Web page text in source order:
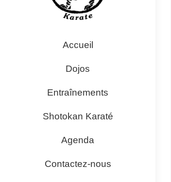
Accueil
Dojos
Entraînements
Shotokan Karaté
Agenda
Contactez-nous